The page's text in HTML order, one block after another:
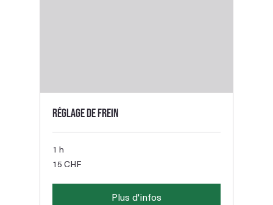
Réglage de frein
1 h
15
francs
15 CHF
Plus d'infos